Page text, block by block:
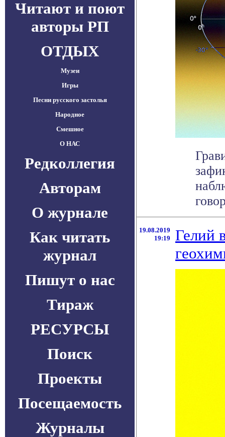
Читают и поют
авторы РП
ОТДЫХ
Музеи
Игры
Песни русского застолья
Народное
Смешное
О НАС
Редколлегия
Авторам
О журнале
Как читать
журнал
Пишут о нас
Тираж
РЕСУРСЫ
Поиск
Проекты
Посещаемость
Журналы
19.08.2019
19:19
Гелий